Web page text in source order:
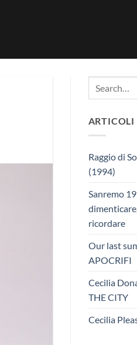
ARTICOLI
Raggio di
(1994)
Sanremo
ricordare
Our last
APOCRIFI
Cecilia
THE CITY
Cecilia